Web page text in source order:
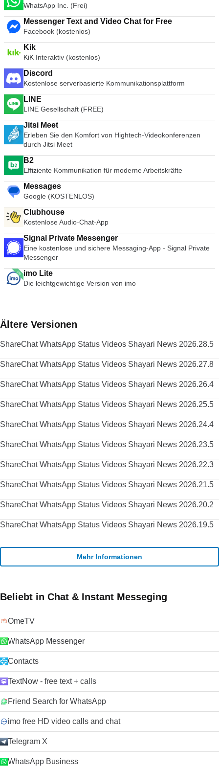
WhatsApp Inc. (Frei)
Messenger Text and Video Chat for Free
Facebook (kostenlos)
Kik
KiK Interaktiv (kostenlos)
Discord
Kostenlose serverbasierte Kommunikationsplattform
LINE
LINE Gesellschaft (FREE)
Jitsi Meet
Erleben Sie den Komfort von Hightech-Videokonferenzen
durch Jitsi Meet
B2
Effiziente Kommunikation für moderne Arbeitskräfte
Messages
Google (KOSTENLOS)
Clubhouse
Kostenlose Audio-Chat-App
Signal Private Messenger
Eine kostenlose und sichere Messaging-App - Signal Private
Messenger
imo Lite
Die leichtgewichtige Version von imo
Ältere Versionen
ShareChat WhatsApp Status Videos Shayari News 2026.28.5
ShareChat WhatsApp Status Videos Shayari News 2026.27.8
ShareChat WhatsApp Status Videos Shayari News 2026.26.4
ShareChat WhatsApp Status Videos Shayari News 2026.25.5
ShareChat WhatsApp Status Videos Shayari News 2026.24.4
ShareChat WhatsApp Status Videos Shayari News 2026.23.5
ShareChat WhatsApp Status Videos Shayari News 2026.22.3
ShareChat WhatsApp Status Videos Shayari News 2026.21.5
ShareChat WhatsApp Status Videos Shayari News 2026.20.2
ShareChat WhatsApp Status Videos Shayari News 2026.19.5
Mehr Informationen
Beliebt in Chat & Instant Messeging
OmeTV
WhatsApp Messenger
Contacts
TextNow - free text + calls
Friend Search for WhatsApp
imo free HD video calls and chat
Telegram X
WhatsApp Business